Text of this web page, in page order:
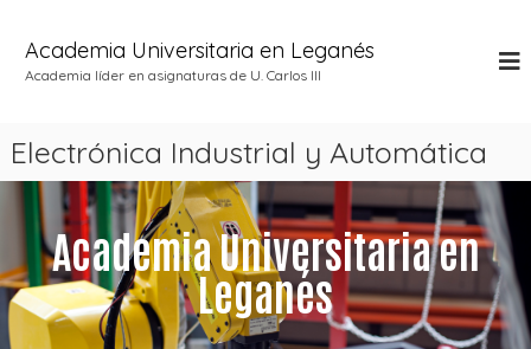
Academia Universitaria en Leganés
Academia líder en asignaturas de U. Carlos III
Electrónica Industrial y Automática
Academia Universitaria en
Leganés